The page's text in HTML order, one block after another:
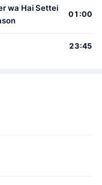
wa Hai Settei
01:00
23:45